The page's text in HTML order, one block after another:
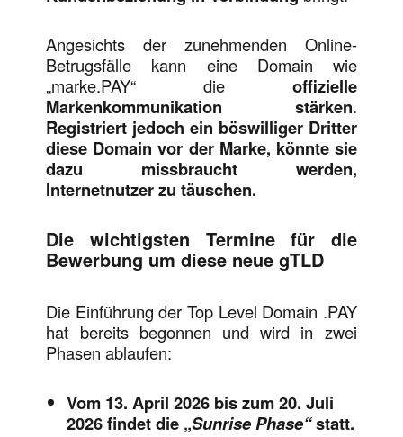
Angesichts der zunehmenden Online-
Betrugsfälle kann eine Domain wie
„marke.PAY“ die offizielle
Markenkommunikation stärken.
Registriert jedoch ein böswilliger Dritter
diese Domain vor der Marke, könnte sie
dazu missbraucht werden,
Internetnutzer zu täuschen.
Die wichtigsten Termine für die
Bewerbung um diese neue gTLD
Die Einführung der Top Level Domain .PAY
hat bereits begonnen und wird in zwei
Phasen ablaufen:
Vom 13. April 2026 bis zum 20. Juli
2026 findet die „Sunrise Phase“statt.